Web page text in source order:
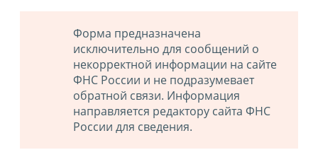
Форма предназначена
исключительно для сообщений о
некорректной информации на сайте
ФНС России и не подразумевает
обратной связи. Информация
направляется редактору сайта ФНС
России для сведения.